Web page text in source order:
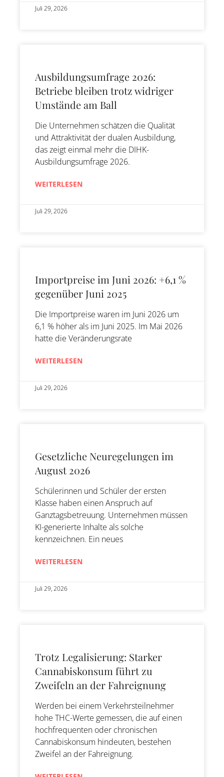
Juli 29, 2026
Ausbildungsumfrage 2026:
Betriebe bleiben trotz widriger
Umstände am Ball
Die Unternehmen schätzen die Qualität
und Attraktivität der dualen Ausbildung,
das zeigt einmal mehr die DIHK-
Ausbildungsumfrage 2026.
WEITERLESEN
Juli 29, 2026
Importpreise im Juni 2026: +6,1 %
gegenüber Juni 2025
Die Importpreise waren im Juni 2026 um
6,1 % höher als im Juni 2025. Im Mai 2026
hatte die Veränderungsrate
WEITERLESEN
Juli 29, 2026
Gesetzliche Neuregelungen im
August 2026
Schülerinnen und Schüler der ersten
Klasse haben einen Anspruch auf
Ganztagsbetreuung. Unternehmen müssen
KI-generierte Inhalte als solche
kennzeichnen. Ein neues
WEITERLESEN
Juli 29, 2026
Trotz Legalisierung: Starker
Cannabiskonsum führt zu
Zweifeln an der Fahreignung
Werden bei einem Verkehrsteilnehmer
hohe THC-Werte gemessen, die auf einen
hochfrequenten oder chronischen
Cannabiskonsum hindeuten, bestehen
Zweifel an der Fahreignung.